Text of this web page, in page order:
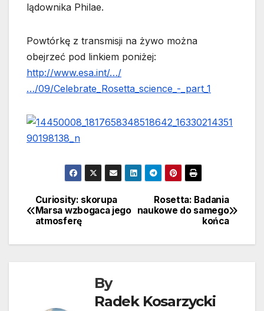
lądownika Philae.
Powtórkę z transmisji na żywo można
obejrzeć pod linkiem poniżej:
http://www.esa.int/…/
…/09/Celebrate_Rosetta_science_-_part_1
Nawigacja
wpisu
Rosetta: Badania
naukowe do samego
końca
Curiosity: skorupa
Marsa wzbogaca jego
atmosferę
By
Radek Kosarzycki